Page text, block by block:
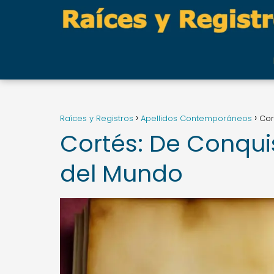
Raíces y Registros Apellidos Contemporáneos
Cortés: De
del Mundo